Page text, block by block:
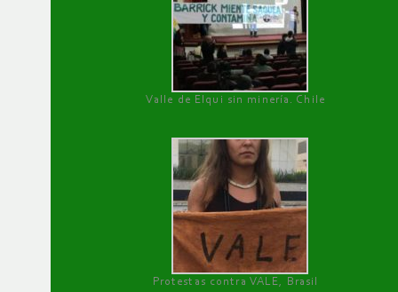
Valle de Elqui sin minería. Chile
Protestas contra VALE, Brasil